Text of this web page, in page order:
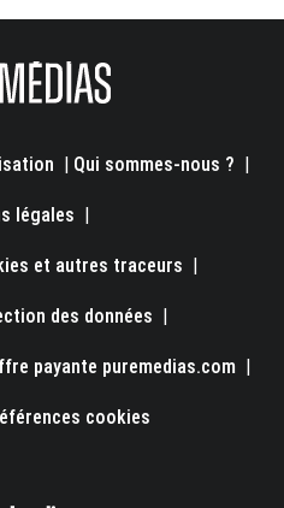
| Qui sommes-nous ? |
légales |
et autres traceurs |
des données |
payante puremedias.com |
cookies